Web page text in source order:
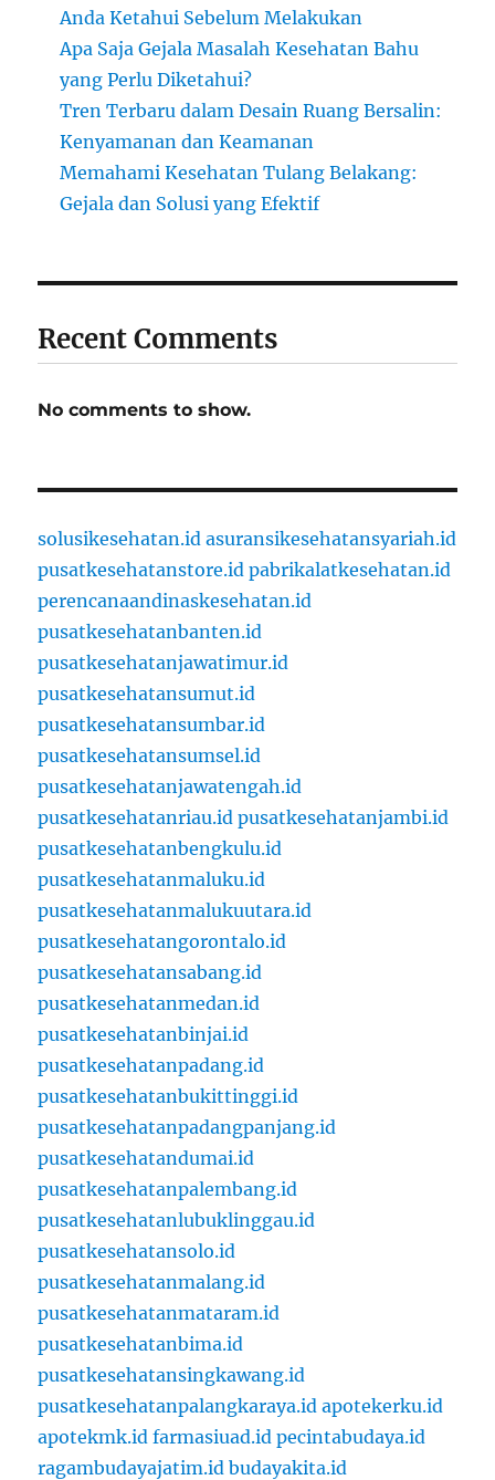
Anda Ketahui Sebelum Melakukan
Apa Saja Gejala Masalah Kesehatan Bahu
yang Perlu Diketahui?
Tren Terbaru dalam Desain Ruang Bersalin:
Kenyamanan dan Keamanan
Memahami Kesehatan Tulang Belakang:
Gejala dan Solusi yang Efektif
Recent Comments
No comments to show.
solusikesehatan.id asuransikesehatansyariah.id
pusatkesehatanstore.id pabrikalatkesehatan.id
perencanaandinaskesehatan.id
pusatkesehatanbanten.id
pusatkesehatanjawatimur.id
pusatkesehatansumut.id
pusatkesehatansumbar.id
pusatkesehatansumsel.id
pusatkesehatanjawatengah.id
pusatkesehatanriau.id pusatkesehatanjambi.id
pusatkesehatanbengkulu.id
pusatkesehatanmaluku.id
pusatkesehatanmalukuutara.id
pusatkesehatangorontalo.id
pusatkesehatansabang.id
pusatkesehatanmedan.id
pusatkesehatanbinjai.id
pusatkesehatanpadang.id
pusatkesehatanbukittinggi.id
pusatkesehatanpadangpanjang.id
pusatkesehatandumai.id
pusatkesehatanpalembang.id
pusatkesehatanlubuklinggau.id
pusatkesehatansolo.id
pusatkesehatanmalang.id
pusatkesehatanmataram.id
pusatkesehatanbima.id
pusatkesehatansingkawang.id
pusatkesehatanpalangkaraya.id apotekerku.id
apotekmk.id farmasiuad.id pecintabudaya.id
ragambudayajatim.id budayakita.id